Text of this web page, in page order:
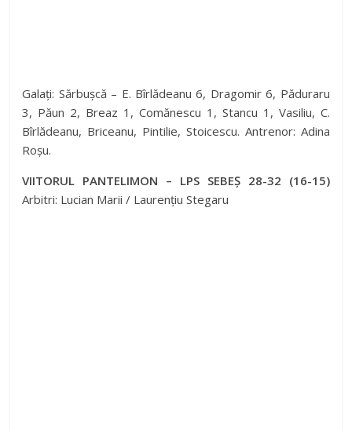
Galați: Sărbușcă – E. Bîrlădeanu 6, Dragomir 6, Păduraru
3, Păun 2, Breaz 1, Comănescu 1, Stancu 1, Vasiliu, C.
Bîrlădeanu, Briceanu, Pintilie, Stoicescu. Antrenor: Adina
Roșu.
VIITORUL PANTELIMON – LPS SEBEȘ 28-32 (16-15)
Arbitri: Lucian Marii / Laurențiu Stegaru